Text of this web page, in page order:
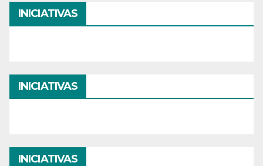
INICIATIVAS
INICIATIVAS
INICIATIVAS